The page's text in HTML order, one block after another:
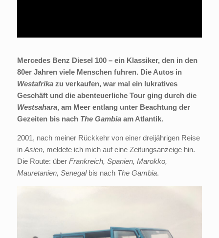
Mercedes Benz Diesel 100 – ein Klassiker, den in den
80er Jahren viele Menschen fuhren. Die Autos in
Westafrika zu verkaufen, war mal ein lukratives
Geschäft und die abenteuerliche Tour ging durch die
Westsahara, am Meer entlang unter Beachtung der
Gezeiten bis nach The Gambia am Atlantik.
2001, nach meiner Rückkehr von einer dreijährigen Reise
in Asien, meldete ich mich auf eine Zeitungsanzeige hin.
Die Route: über Frankreich, Spanien, Marokko,
Mauretanien, Senegalbis nach The Gambia.